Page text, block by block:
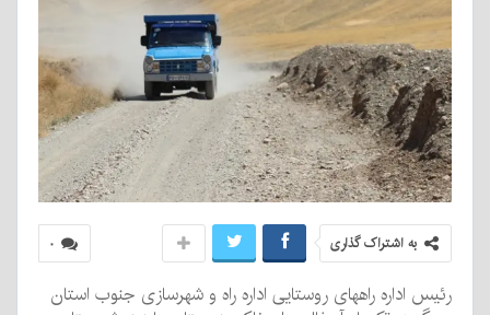
۰ به اشتراک گذاری
رئیس اداره راههای روستایی اداره راه و شهرسازی جنوب استان